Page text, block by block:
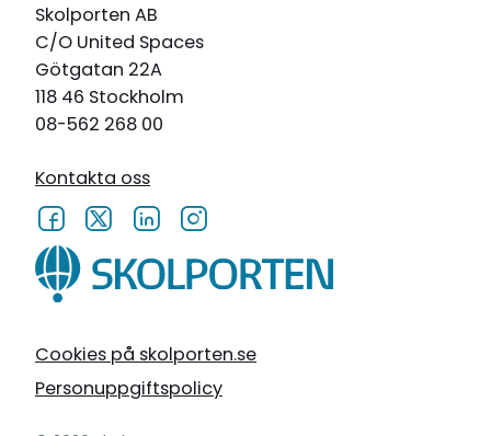
Cookies på skolporten.se
Personuppgiftspolicy
Skolporten AB
C/O United Spaces
Götgatan 22A
118 46 Stockholm
08-562 268 00
Kontakta oss